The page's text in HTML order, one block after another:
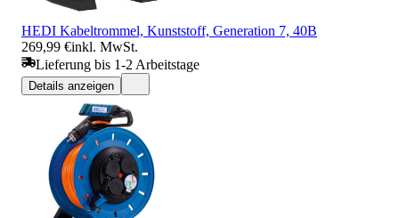
HEDI Kabeltrommel, Kunststoff, Generation 7, 40B
269,99 €inkl. MwSt.
Lieferung bis 1-2 Arbeitstage
Details anzeigen